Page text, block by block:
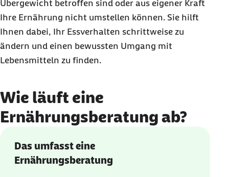
Übergewicht betroffen sind oder aus eigener Kraft
Ihre Ernährung nicht umstellen können. Sie hilft
Ihnen dabei, Ihr Essverhalten schrittweise zu
ändern und einen bewussten Umgang mit
Lebensmitteln zu finden.
Wie läuft eine
Ernährungsberatung ab?
Das umfasst eine
Ernährungsberatung